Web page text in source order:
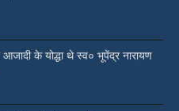
आजादी के योद्धा थे स्व० भूपेंद्र नारायण